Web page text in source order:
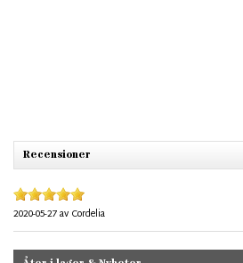
Recensioner
2020-05-27av Cordelia